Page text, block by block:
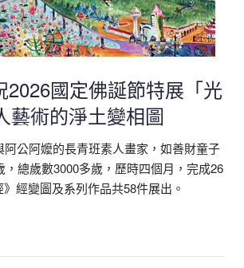
2026國定佛誕節特展「光
藝術的淨土變相圖
公阿嬤的長青班素人畫家，如善財童子
，總歲數3000多歲，歷時四個月，完成26
經變圖及系列作品共58件展出。